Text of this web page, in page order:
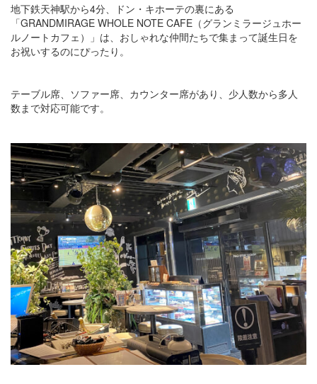
地下鉄天神駅から4分、ドン・キホーテの裏にある
「GRANDMIRAGE WHOLE NOTE CAFE（グランミラージュホー
ルノートカフェ）」は、おしゃれな仲間たちで集まって誕生日を
お祝いするのにぴったり。
テーブル席、ソファー席、カウンター席があり、少人数から多人
数まで対応可能です。